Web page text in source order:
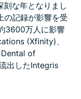
刻な年となりまし
の記録が影響を受
3600万人に影響
(Xfinity)、
Dental of
出したIntegris